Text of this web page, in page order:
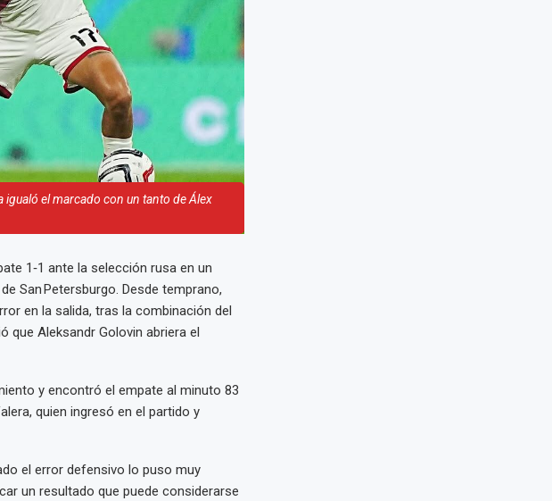
el marcado con un tanto de Álex
1‑1 ante la selección rusa en un
San Petersburgo. Desde temprano,
en la salida, tras la combinación del
que Aleksandr Golovin abriera el
y encontró el empate al minuto 83
quien ingresó en el partido y
el error defensivo lo puso muy
un resultado que puede considerarse